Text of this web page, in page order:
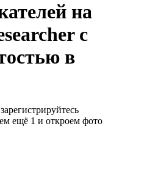
на
с
в
ещё 1 и откроем фото